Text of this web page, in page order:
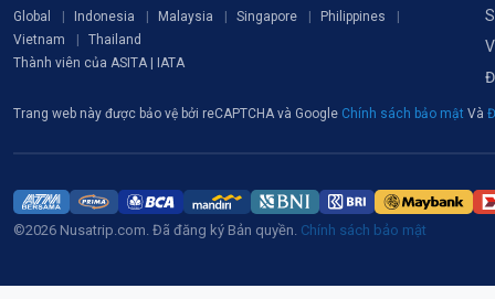
Global
Indonesia Malaysia Singapore
Philippines
Vietnam
Thailand
Thành viên của ASITA | IATA
Trang web này được bảo vệ bởi reCAPTCHA và Google Chính sách bảo mật Và
©2026 Nusatrip.com. Đã đăng ký Bản quyền. Chính sách bảo mật